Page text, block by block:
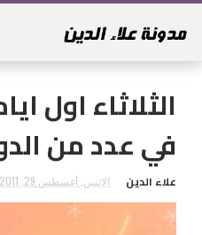
الثلاثاء اول
في عدد من
علاء الدين الاثنين, أغسطس 29, 2011